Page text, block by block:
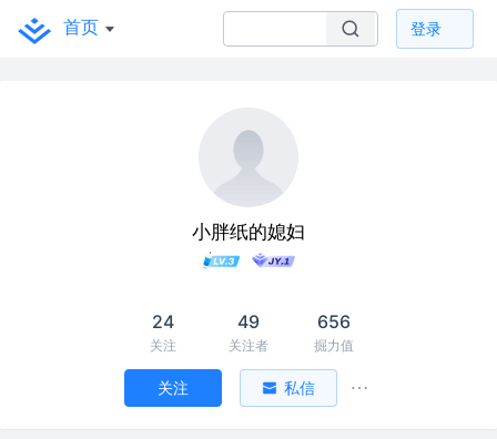
首页 登录
小胖纸的媳妇
24
关注
49
关注者
656
掘力值
关注 私信